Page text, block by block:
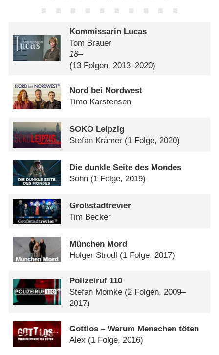
Kommissarin Lucas
Tom Brauer
18–
(13 Folgen, 2013–2020)
Nord bei Nordwest
Timo Karstensen
SOKO Leipzig
Stefan Krämer (1 Folge, 2020)
Die dunkle Seite des Mondes
Sohn (1 Folge, 2019)
Großstadtrevier
Tim Becker
München Mord
Holger Strodl (1 Folge, 2017)
Polizeiruf 110
Stefan Momke (2 Folgen, 2009–
2017)
Gottlos – Warum Menschen töten
Alex (1 Folge, 2016)